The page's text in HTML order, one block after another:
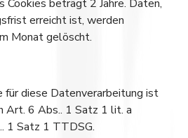
Cookies beträgt 2 Jahre. Daten,
erreicht ist, werden
Monat gelöscht.
für diese Datenverarbeitung ist
Art. 6 Abs.. 1 Satz 1 lit. a
1 Satz 1 TTDSG.